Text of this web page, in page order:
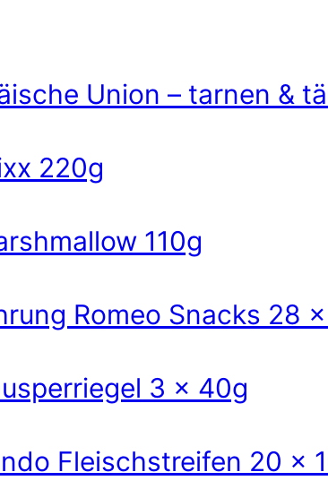
Union – tarnen &
220g
110g
Romeo Snacks 28
3 x 40g
Fleischstreifen 20 x